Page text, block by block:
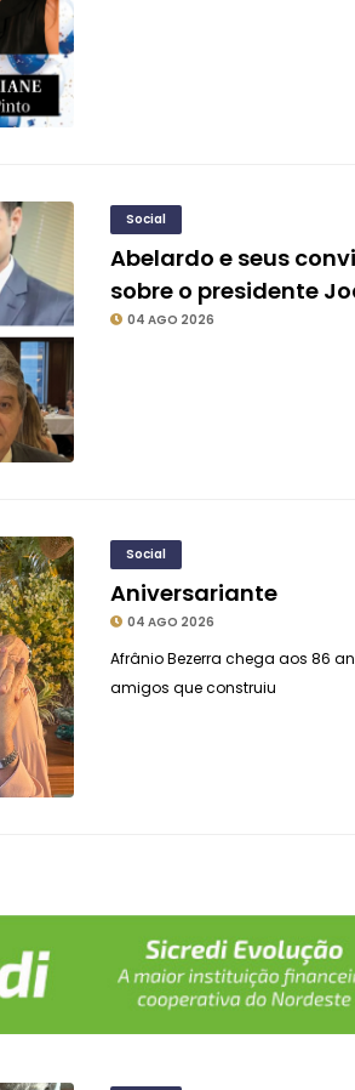
Social
Abelardo e seus
sobre o presidente
04 AGO 2026
Social
Aniversariante
04 AGO 2026
Afrânio Bezerra chega aos 86
amigos que construiu